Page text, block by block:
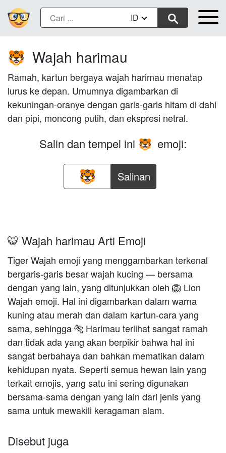
ID
🐯 Wajah harimau
Ramah, kartun bergaya wajah harimau menatap
lurus ke depan. Umumnya digambarkan di
kekuningan-oranye dengan garis-garis hitam di dahi
dan pipi, moncong putih, dan ekspresi netral.
Salin dan tempel ini 🐯 emoji:
Salinan
🐯 Wajah harimau Arti Emoji
Tiger Wajah emoji yang menggambarkan terkenal
bergaris-garis besar wajah kucing — bersama
dengan yang lain, yang ditunjukkan oleh 🦁 Lion
Wajah emoji. Hal ini digambarkan dalam warna
kuning atau merah dan dalam kartun-cara yang
sama, sehingga 🐅 Harimau terlihat sangat ramah
dan tidak ada yang akan berpikir bahwa hal ini
sangat berbahaya dan bahkan mematikan dalam
kehidupan nyata. Seperti semua hewan lain yang
terkait emojis, yang satu ini sering digunakan
bersama-sama dengan yang lain dari jenis yang
sama untuk mewakili keragaman alam.
Disebut juga